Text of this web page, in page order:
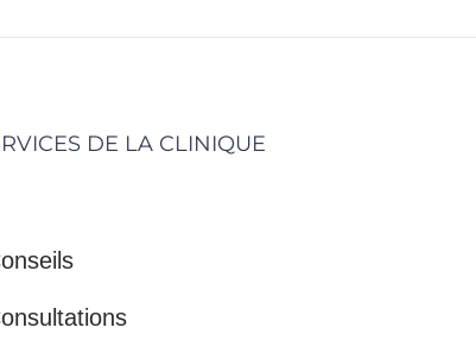
DE LA CLINIQUE